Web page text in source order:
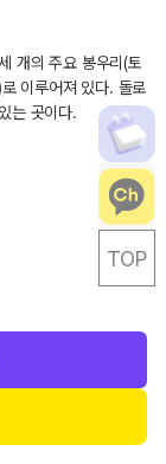
개의 주요 봉우리(토
이루어져 있다. 돌로
는 곳이다.
다. 팔자리오 고개
의 흔적이 어우러진
TOP